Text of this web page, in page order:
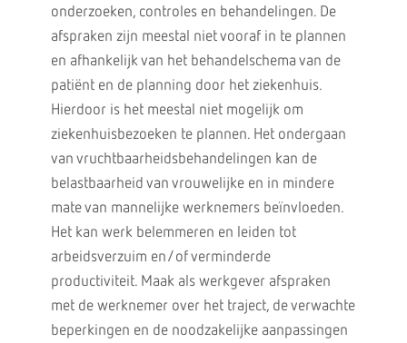
onderzoeken, controles en behandelingen. De
afspraken zijn meestal niet vooraf in te plannen
en afhankelijk van het behandelschema van de
patiënt en de planning door het ziekenhuis.
Hierdoor is het meestal niet mogelijk om
ziekenhuisbezoeken te plannen. Het ondergaan
van vruchtbaarheidsbehandelingen kan de
belastbaarheid van vrouwelijke en in mindere
mate van mannelijke werknemers beïnvloeden.
Het kan werk belemmeren en leiden tot
arbeidsverzuim en/of verminderde
productiviteit. Maak als werkgever afspraken
met de werknemer over het traject, de verwachte
beperkingen en de noodzakelijke aanpassingen